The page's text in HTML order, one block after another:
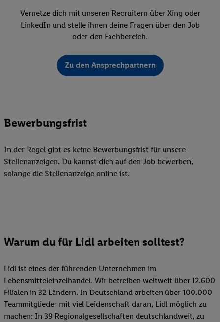
Vernetze dich mit unseren Recruitern über Xing oder
LinkedIn und stelle ihnen deine Fragen über den Job
oder den Fachbereich.
Zu den Ansprechpartnern
Bewerbungsfrist
In der Regel gibt es keine Bewerbungsfrist für unsere
Stellenanzeigen. Du kannst dich auf den Job bewerben,
solange die Stellenanzeige online ist.
Warum du für Lidl arbeiten solltest?
Lidl ist eines der führenden Unternehmen im
Lebensmitteleinzelhandel. Wir betreiben weltweit über 12.600
Filialen in 32 Ländern. In Deutschland arbeiten über 100.000
Teammitglieder mit viel Leidenschaft daran, Lidl möglich zu
machen: In 39 Regionalgesellschaften deutschlandweit, zu